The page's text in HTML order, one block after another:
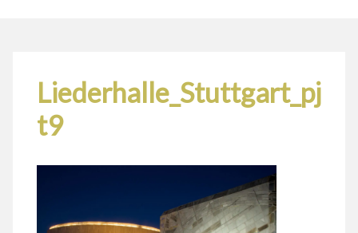
Liederhalle_Stuttgart_pj
t9